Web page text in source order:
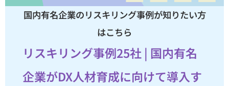
国内有名企業のリスキリング事例が知りたい方
はこちら
リスキリング事例25社 | 国内有名
企業がDX人材育成に向けて導入す